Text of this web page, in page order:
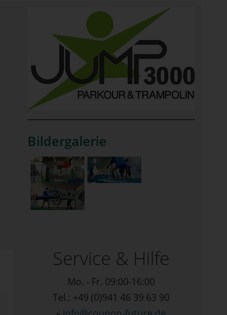
Bildergalerie
Service & Hilfe
Mo. - Fr. 09:00-16:00
Tel.: +49 (0)941 46 39 63 90